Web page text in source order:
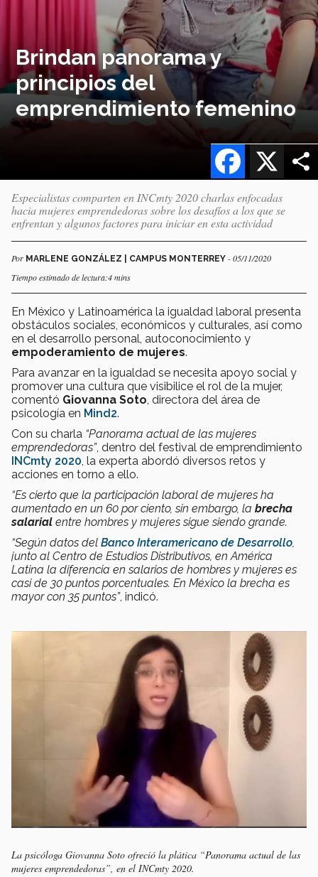
Brindan panorama y
principios del
emprendimiento femenino
X
Facebook
Especialistas comparten en INCmty 2020 charlas enfocadas
hacia mujeres emprendedoras sobre los desafíos a los que se
enfrentan y algunos factores para iniciar en esta actividad
Por MARLENE GONZÁLEZ | CAMPUS MONTERREY - 05/11/2020
Tiempo estimado de lectura:4 mins
En México y Latinoamérica la igualdad laboral presenta
obstáculos sociales, económicos y culturales, así como
en el desarrollo personal, autoconocimiento y
empoderamiento de mujeres.
Para avanzar en la igualdad se necesita apoyo social y
promover una cultura que visibilice el rol de la mujer,
comentó Giovanna Soto , directora del área de
psicología en Mind2.
Con su charla “Panorama actual de las mujeres
emprendedoras”, dentro del festival de emprendimiento
INCmty 2020 , la experta abordó diversos retos y
acciones en torno a ello.
“Es cierto que la participación laboral de mujeres ha
aumentado en un 60 por ciento, sin embargo, la brecha
salarial entre hombres y mujeres sigue siendo grande.
“Según datos del Banco Interamericano de Desarrollo
junto al Centro de Estudios Distributivos, en América
Latina la diferencia en salarios de hombres y mujeres es
casi de 30 puntos porcentuales. En México la brecha es
mayor con 35 puntos”, indicó.
La psicóloga Giovanna Soto ofreció la plática “Panorama actual de las
mujeres emprendedoras”, en el INCmty 2020.